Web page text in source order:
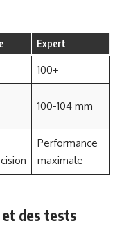
Expert
100+
100-104 mm
Performance
maximale
et des tests